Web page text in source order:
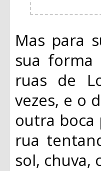
Mas para
sua forma
ruas de
vezes, e o
outra boca
rua
sol, chuva,